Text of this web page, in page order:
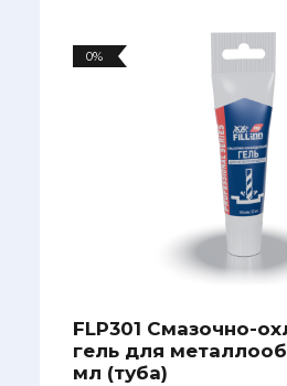
0%
FLP301 Смазочно-
гель для
мл (туба)